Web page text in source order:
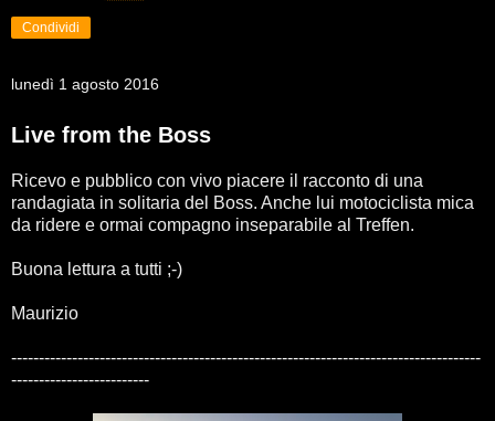
Condividi
lunedì 1 agosto 2016
Live from the Boss
Ricevo e pubblico con vivo piacere il racconto di una
randagiata in solitaria del Boss. Anche lui motociclista mica
da ridere e ormai compagno inseparabile al Treffen.
Buona lettura a tutti ;-)
Maurizio
-------------------------------------------------------------------------------------
-------------------------